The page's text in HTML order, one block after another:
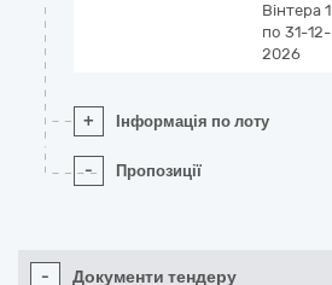
Вінтера 1
по 31-12-
2026
+ Інформація по лоту
- Пропозиції
- Документи тендеру